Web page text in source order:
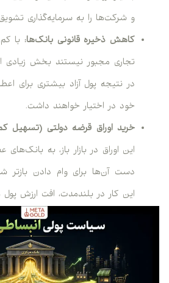
و شرکت‌ها را به سرمایه‌گذاری
کاهش ذخیره قانونی بانک‌ها: با
تجاری مجبور نیستند بخش زیادی
در نتیجه پول آزاد بیشتری برای
خود در اختیار خواهند داشت.
خرید اوراق قرضه دولتی (تسهیل
این اوراق در بازار باز، به بانک‌های
دست آن‌ها برای وام دادن بازتر
این کار در بلندمدت، افت ارزش